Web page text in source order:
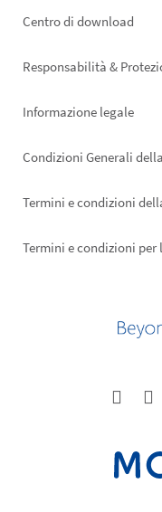
Footer
Centro di download
Responsabilità &
Informazione legale
Condizioni Generali
Termini e condizioni
Termini e condizioni